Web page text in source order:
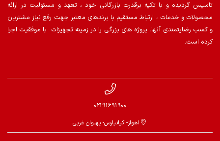
تاسیس گردیده و با تکیه برقدرت بازرگانی خود ، تعهد و مسئولیت در ارائه
محصولات و خدمات ، ارتباط مستقیم با برندهای معتبر جهت رفع نیاز مشتریان
و کسب رضایتمندی آنها، پروژه های بزرگی را در زمینه تجهیزات با موفقیت اجرا
کرده است.
02191691900
اهواز- کیانپارس- پهلوان غربی